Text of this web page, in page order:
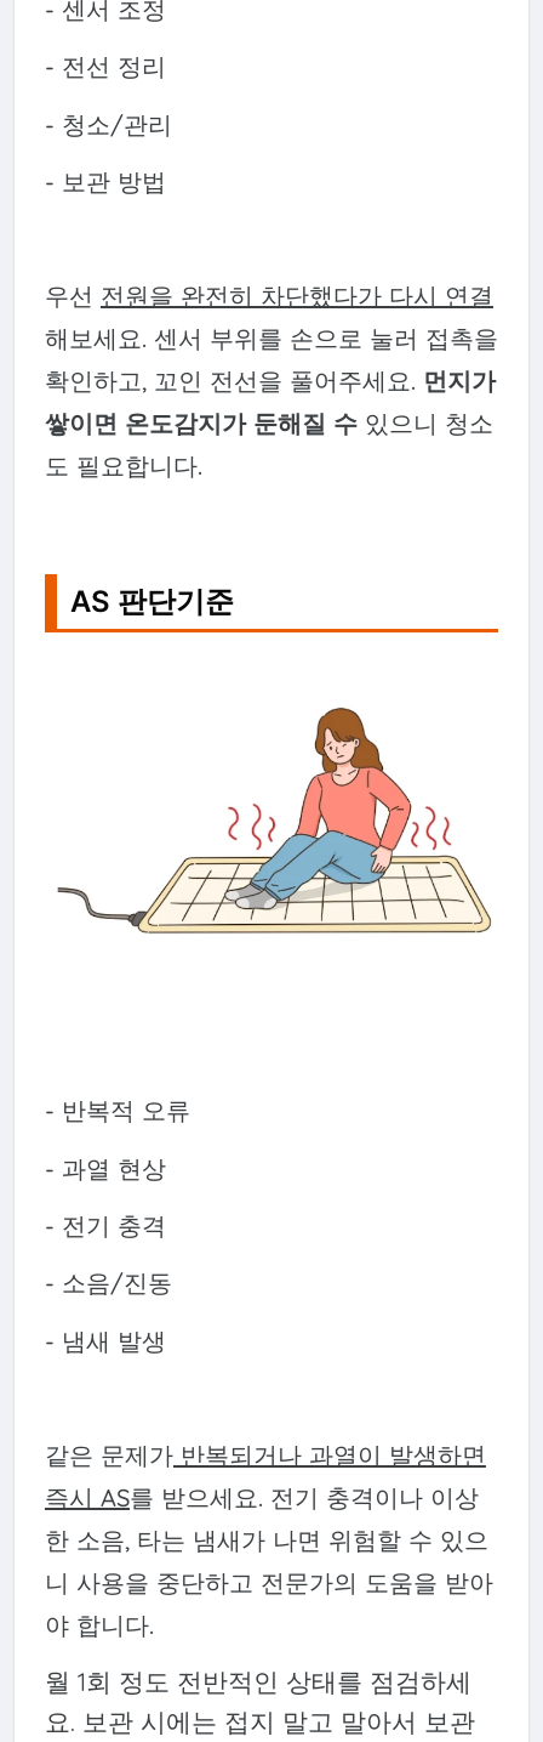
- 센서 조정
- 전선 정리
- 청소/관리
- 보관 방법
우선 전원을 완전히 차단했다가 다시 연결
해보세요. 센서 부위를 손으로 눌러 접촉을
확인하고, 꼬인 전선을 풀어주세요. 먼지가
쌓이면 온도감지가 둔해질 수있으니 청소
도 필요합니다.
AS 판단기준
- 반복적 오류
- 과열 현상
- 전기 충격
- 소음/진동
- 냄새 발생
같은 문제가반복되거나 과열이 발생하면
즉시 AS를 받으세요. 전기 충격이나 이상
한 소음, 타는 냄새가 나면 위험할 수 있으
니 사용을 중단하고 전문가의 도움을 받아
야 합니다.
월 1회 정도 전반적인 상태를 점검하세
요. 보관 시에는 접지 말고 말아서 보관